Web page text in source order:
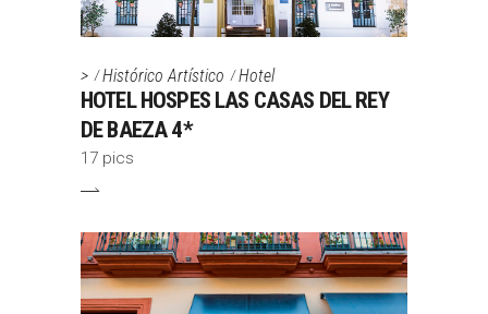
> Histórico Artístico Hotel
HOTEL HOSPES LAS CASAS DEL REY
DE BAEZA 4*
17 pics